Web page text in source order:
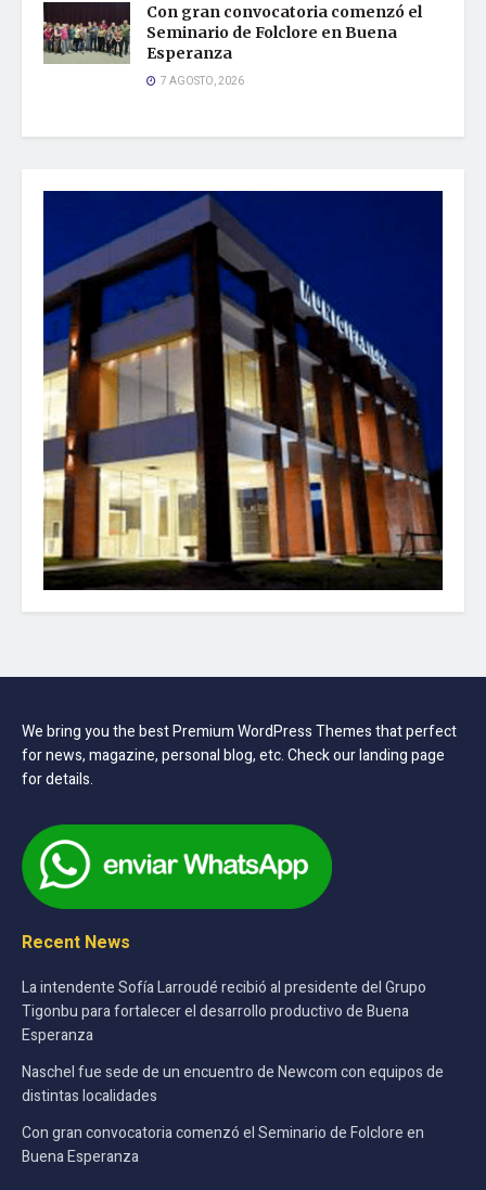
Con gran convocatoria comenzó el
Seminario de Folclore en Buena
Esperanza
7 AGOSTO, 2026
We bring you the best Premium WordPress Themes that perfect
for news, magazine, personal blog, etc. Check our landing page
for details.
Recent News
La intendente Sofía Larroudé recibió al presidente del Grupo
Tigonbu para fortalecer el desarrollo productivo de Buena
Esperanza
Naschel fue sede de un encuentro de Newcom con equipos de
distintas localidades
Con gran convocatoria comenzó el Seminario de Folclore en
Buena Esperanza